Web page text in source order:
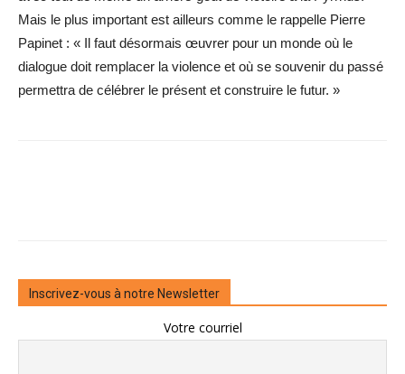
Mais le plus important est ailleurs comme le rappelle Pierre
Papinet : « Il faut désormais œuvrer pour un monde où le
dialogue doit remplacer la violence et où se souvenir du passé
permettra de célébrer le présent et construire le futur. »
Inscrivez-vous à notre Newsletter
Votre courriel